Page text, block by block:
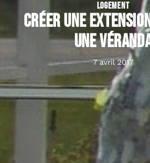
LOGEMENT
Créer une
une
7 avril 2017